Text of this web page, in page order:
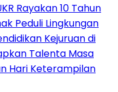
Rayakan 10 Tahun
Peduli Lingkungan
Kejuruan di
Talenta Masa
Hari Keterampilan